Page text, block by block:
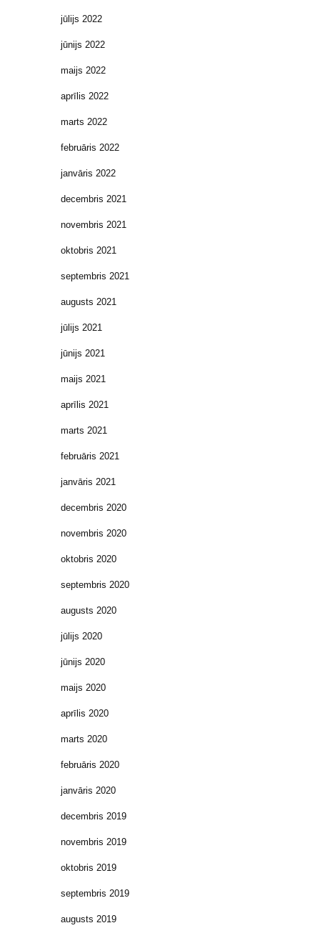
jūlijs 2022
jūnijs 2022
maijs 2022
aprīlis 2022
marts 2022
februāris 2022
janvāris 2022
decembris 2021
novembris 2021
oktobris 2021
septembris 2021
augusts 2021
jūlijs 2021
jūnijs 2021
maijs 2021
aprīlis 2021
marts 2021
februāris 2021
janvāris 2021
decembris 2020
novembris 2020
oktobris 2020
septembris 2020
augusts 2020
jūlijs 2020
jūnijs 2020
maijs 2020
aprīlis 2020
marts 2020
februāris 2020
janvāris 2020
decembris 2019
novembris 2019
oktobris 2019
septembris 2019
augusts 2019